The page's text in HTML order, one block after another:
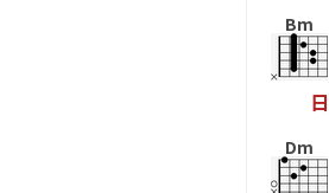
Bm
日
Dm